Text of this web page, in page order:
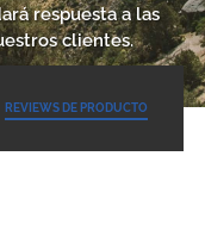
respuesta a las
clientes.
REVIEWS DE PRODUCTO